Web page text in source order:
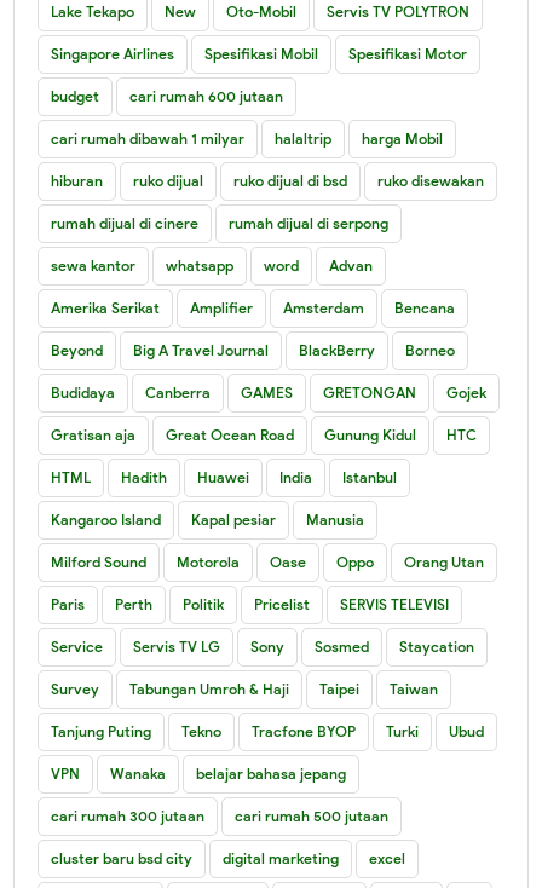
Lake Tekapo New Oto-Mobil Servis TV POLYTRON
Singapore Airlines Spesifikasi Mobil Spesifikasi Motor
budget cari rumah 600 jutaan
cari rumah dibawah 1 milyar halaltrip harga Mobil
hiburan ruko dijual ruko dijual di bsd ruko disewakan
rumah dijual di cinere rumah dijual di serpong
sewa kantor whatsapp word Advan
Amerika Serikat Amplifier Amsterdam Bencana
Beyond Big A Travel Journal BlackBerry Borneo
Budidaya Canberra GAMES GRETONGAN Gojek
Gratisan aja Great Ocean Road Gunung Kidul HTC
HTML Hadith Huawei India Istanbul
Kangaroo Island Kapal pesiar Manusia
Milford Sound Motorola Oase Oppo Orang Utan
Paris Perth Politik Pricelist SERVIS TELEVISI
Service Servis TV LG Sony Sosmed Staycation
Survey Tabungan Umroh & Haji Taipei Taiwan
Tanjung Puting Tekno Tracfone BYOP Turki Ubud
VPN Wanaka belajar bahasa jepang
cari rumah 300 jutaan cari rumah 500 jutaan
cluster baru bsd city digital marketing excel